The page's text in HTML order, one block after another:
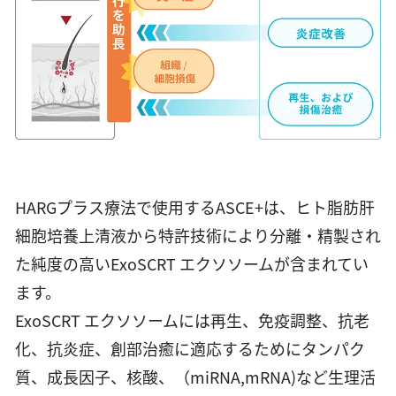
HARGプラス療法で使用するASCE+は、ヒト脂肪肝
細胞培養上清液から特許技術により分離・精製され
た純度の高いExoSCRT エクソソームが含まれてい
ます。
ExoSCRT エクソソームには再生、免疫調整、抗老
化、抗炎症、創部治癒に適応するためにタンパク
質、成長因子、核酸、（miRNA,mRNA)など生理活